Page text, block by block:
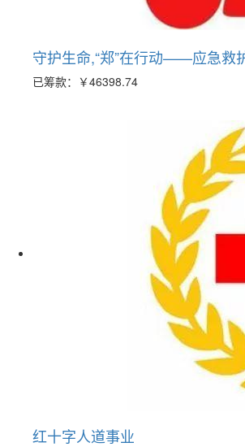
守护生命,“郑”在行动——应急救
已筹款： ￥46398.74
红十字人道事业